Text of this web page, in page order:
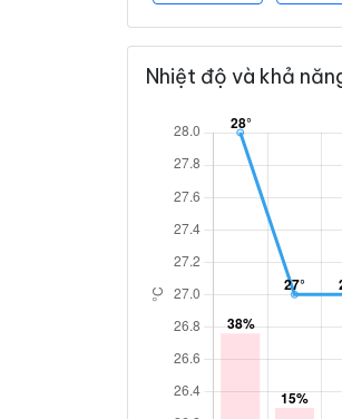
Nhiệt độ và khả